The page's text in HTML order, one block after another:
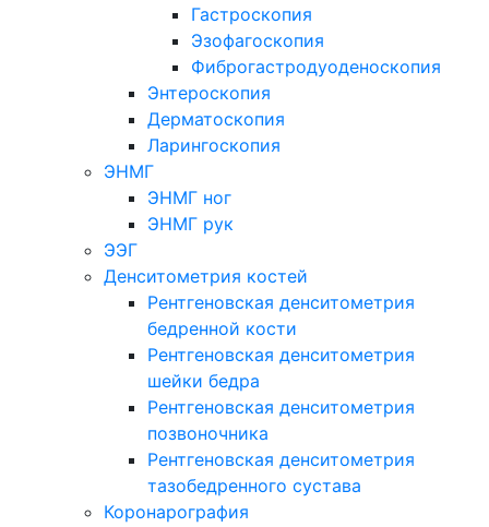
Гастроскопия
Эзофагоскопия
Фиброгастродуоденоскопия
Энтероскопия
Дерматоскопия
Ларингоскопия
ЭНМГ
ЭНМГ ног
ЭНМГ рук
ЭЭГ
Денситометрия костей
Рентгеновская денситометрия
бедренной кости
Рентгеновская денситометрия
шейки бедра
Рентгеновская денситометрия
позвоночника
Рентгеновская денситометрия
тазобедренного сустава
Коронарография